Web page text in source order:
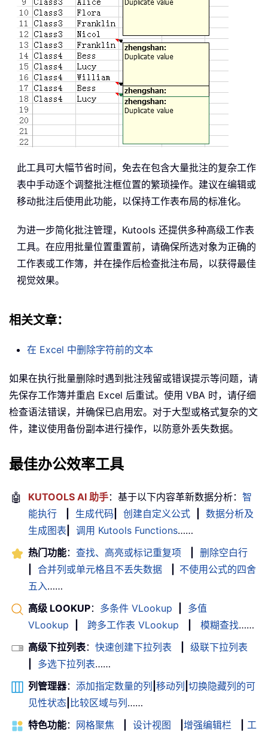
此工具可大幅节省时间，免去在包含大量批注的复杂工作
表中手动逐个调整批注框位置的繁琐操作。建议在编辑或
移动批注后使用此功能，以保持工作表布局的标准化。
为进一步简化批注管理，Kutools 还提供多种高级工作表
工具。在应用批量位置重置前，请确保所选对象为正确的
工作表或工作簿，并在操作后检查批注布局，以获得最佳
视觉效果。
相关文章：
在 Excel 中删除字符前的文本
如果在执行批量删除时遇到批注残留或错误提示等问题，请
先保存工作簿并重启 Excel 后重试。使用 VBA 时，请仔细
检查语法错误，并确保已启用宏。对于大型或格式复杂的文
件，建议使用备份副本进行操作，以防意外丢失数据。
最佳办公效率工具
🤖 KUTOOLS AI 助手：基于以下内容革新数据分析： 智
能执行
生成代码 创建自定义公式
数据分析及
生成图表
调用 Kutools Functions……
热门功能： 查找、高亮或标记重复项
删除空白行
合并列或单元格且不丢失数据
不使用公式的四舍
五入……
高级 LOOKUP： 多条件 VLookup
多值
VLookup
跨多工作表 VLookup 模糊查找……
高级下拉列表： 快速创建下拉列表
级联下拉列表
多选下拉列表……
列管理器： 添加指定数量的列 移动列 切换隐藏列的可
见性状态 比较区域与列 ……
特色功能： 网格聚焦 设计视图 增强编辑栏
工